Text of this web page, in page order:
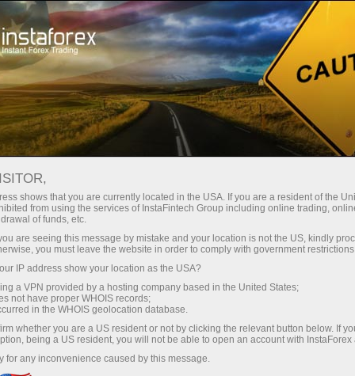
Untuk Traders Analisis Forex
Ulasan Analitik
ARTIKEL ANALISIS FOREX
shows that you are currently located in the USA. If you are a resident of the
from using the services of InstaFintech Group including online trading,
of funds, etc.
are seeing this message by mistake and your location is not the US, kindly
you must leave the website in order to comply with government
IP address show your location as the USA?
a VPN provided by a hosting company based in the United States;
not have proper WHOIS records;
in the WHOIS geolocation database.
whether you are a US resident or not by clicking the relevant button below. If
being a US resident, you will not be able to open an account with InstaForex
for any inconvenience caused by this message.